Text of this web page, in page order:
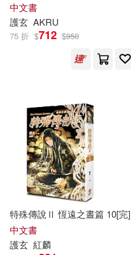
中文書
護玄 AKRU
75 折 $712 $950
特殊傳說Ⅱ 恆遠之晝篇 10[完]
中文書
護玄 紅麟